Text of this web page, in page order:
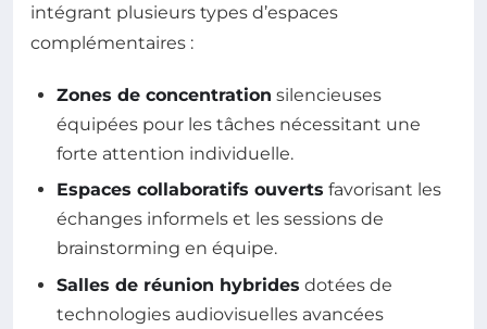
intégrant plusieurs types d’espaces
complémentaires :
Zones de concentration silencieuses
équipées pour les tâches nécessitant une
forte attention individuelle.
Espaces collaboratifs ouverts favorisant les
échanges informels et les sessions de
brainstorming en équipe.
Salles de réunion hybrides dotées de
technologies audiovisuelles avancées